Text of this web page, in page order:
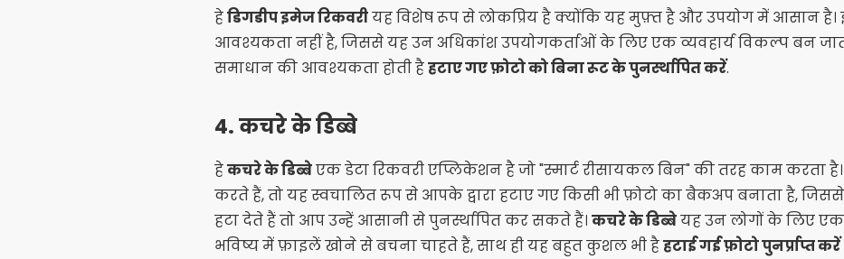
हेडिगडीप इमेज रिकवरीयह विशेष रूप से लोकप्रिय है क्योंकि यह मुफ़्त है और उपयोग में आसान
आवश्यकता नहीं है, जिससे यह उन अधिकांश उपयोगकर्ताओं के लिए एक व्यवहार्य विकल्प बन
समाधान की आवश्यकता होती हैहटाए गए फ़ोटो को बिना रूट के पुनर्स्थापित करें.
4.कचरे के डिब्बे
हेकचरे के डिब्बेएक डेटा रिकवरी एप्लिकेशन है जो "स्मार्ट रीसायकल बिन" की तरह काम करता
करते हैं, तो यह स्वचालित रूप से आपके द्वारा हटाए गए किसी भी फ़ोटो का बैकअप बनाता है,
हटा देते हैं तो आप उन्हें आसानी से पुनर्स्थापित कर सकते हैं। कचरे के डिब्बेयह उन लोगों के लिए एक
भविष्य में फ़ाइलें खोने से बचना चाहते हैं, साथ ही यह बहुत कुशल भी हैहटाई गई फ़ोटो पुनर्प्राप्त करें